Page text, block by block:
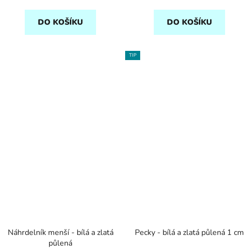
DO KOŠÍKU DO KOŠÍKU
Náhrdelník menší - bílá a zlatá
půlená
TIP
Pecky - bílá a zlatá půlená 1 cm